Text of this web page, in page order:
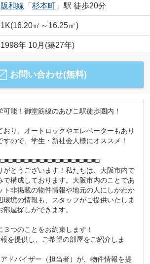
阪和線 「 杉本町」駅 徒歩20分
1K(16.20㎡～16.25㎡)
1998年 10月(築27年)
お問い合わせ(無料)
可能！御堂筋線のあびこ駅徒歩圏内！
おり、オートロックやエレベーターもあり
すので、学生・新社会人様にオススメ！
がとうございます！私たちは、大阪市内で
で構成しております。大阪市内のことであ
ト非掲載の物件情報や地元の人にしかわか
環境の情報も、スタッフがご提供いたしま
屋探しができます。
つのことをお約束します！
を提供し、ご希望の部屋をご紹介しま
ドバイザー（担当者）が、物件情報を提